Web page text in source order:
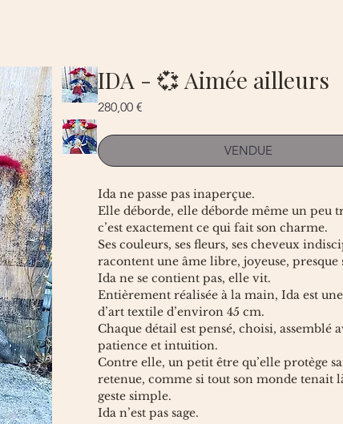
IDA - 💞 Aimée ailleurs
280,00 €
VENDUE
Ida ne passe pas inaperçue.
Elle déborde, elle déborde même un peu
c’est exactement ce qui fait son charme.
Ses couleurs, ses fleurs, ses cheveux
racontent une âme libre, joyeuse, presque
Ida ne se contient pas, elle vit.
Entièrement réalisée à la main, Ida est
d’art textile d’environ 45 cm.
Chaque détail est pensé, choisi, assemblé
patience et intuition.
Contre elle, un petit être qu’elle protège
retenue, comme si tout son monde tenait
geste simple.
Ida n’est pas sage.